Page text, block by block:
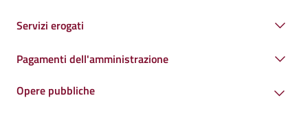
Servizi erogati
Pagamenti dell'amministrazione
Opere pubbliche